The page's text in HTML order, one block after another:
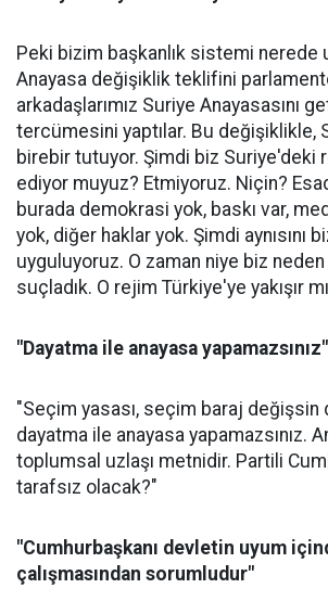
Peki bizim başkanlık sistemi nerede
Anayasa değişiklik teklifini
arkadaşlarımız Suriye Anayasasını
tercümesini yaptılar. Bu değişiklikle,
birebir tutuyor. Şimdi biz Suriye'deki
ediyor muyuz? Etmiyoruz. Niçin?
burada demokrasi yok, baskı var,
yok, diğer haklar yok. Şimdi aynısını
uyguluyoruz. O zaman niye biz neden
suçladık. O rejim Türkiye'ye yakışır
"Dayatma ile anayasa yapamazsınız"
"Seçim yasası, seçim baraj değişsin
dayatma ile anayasa yapamazsınız.
toplumsal uzlaşı metnidir. Partili
tarafsız olacak?"
"Cumhurbaşkanı devletin uyum
çalışmasından sorumludur"